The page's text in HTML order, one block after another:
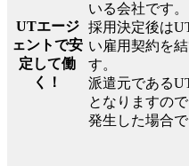
UTエージ
ェントで安
定して働
く！
いる会社です。
採用決定後は
い雇用契約を
す。
派遣元である
となりますの
発生した場合